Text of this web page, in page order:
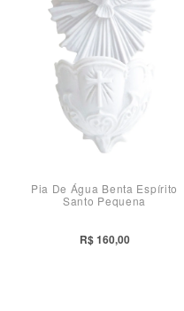
Pia De Água Benta Espírito
Santo Pequena
R$ 160,00